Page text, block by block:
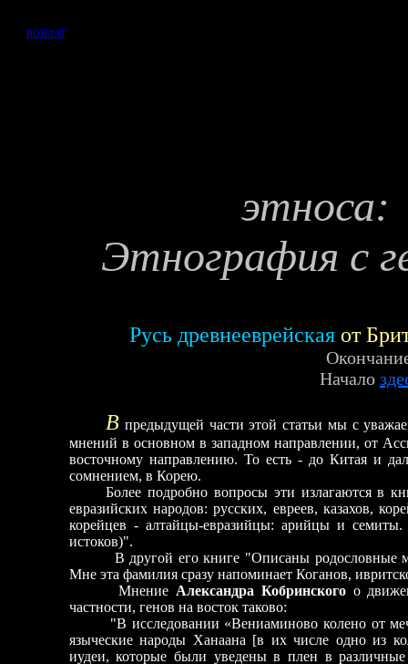
ВОЗВРАТ
Этнография с
Русь древнееврейская от
О
Начало
В предыдущей части этой статьи мы с
мнений в основном в западном направлении, от
восточному направлению. То есть - до Китая и
сомнением, в Корею.
Более подробно вопросы эти излагаются в
евразийских народов: русских, евреев, казахов,
корейцев - алтайцы-евразийцы: арийцы и
истоков)".
В другой его книге "Описаны родословные
Мне эта фамилия сразу напоминает Коганов,
Мнение Александра Кобринскогоо
частности, генов на восток таково:
"В исследовании «Вениаминово колено от
языческие народы Ханаана [в их числе одно из
иудеи, которые были уведены в плен в